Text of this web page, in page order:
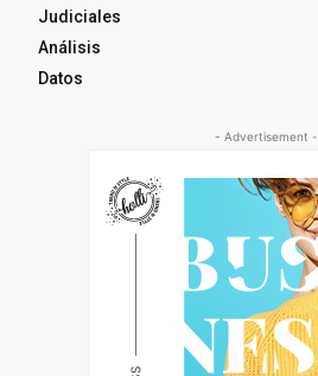
Judiciales
Análisis
Datos
- Advertisement -